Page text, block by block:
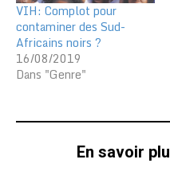
VIH: Complot pour
contaminer des Sud-
Africains noirs ?
16/08/2019
Dans "Genre"
En savoir